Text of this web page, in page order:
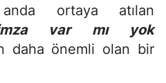
ortaya atılan
var mı yok
daha önemli olan bir